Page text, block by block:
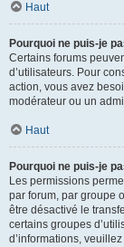
Haut
Pourquoi ne puis-je
Certains forums
d’utilisateurs. Pour
action, vous avez
modérateur ou un
Haut
Pourquoi ne puis-je
Les permissions
par forum, par groupe
être désactivé le
certains groupes
d’informations,